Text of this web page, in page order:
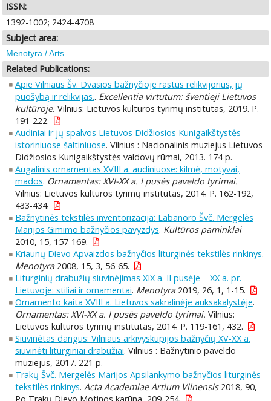
ISSN:
1392-1002; 2424-4708
Subject area:
Menotyra / Arts
Related Publications:
Apie Vilniaus Šv. Dvasios bažnyčioje rastus relikvijorius, jų
puošybą ir relikvijas.. Excellentia virtutum: šventieji Lietuvos
kultūroje. Vilnius: Lietuvos kultūros tyrimų institutas, 2019. P.
191-222.
Audiniai ir jų spalvos Lietuvos Didžiosios Kunigaikštystės
istoriniuose šaltiniuose. Vilnius : Nacionalinis muziejus Lietuvos
Didžiosios Kunigaikštystės valdovų rūmai, 2013. 174 p.
Augalinis ornamentas XVIII a. audiniuose: kilmė, motyvai,
mados. Ornamentas: XVI-XX a. I pusės paveldo tyrimai.
Vilnius: Lietuvos kultūros tyrimų institutas, 2014. P. 162-192,
433-434.
Bažnytinės tekstilės inventorizacija: Labanoro Švč. Mergelės
Marijos Gimimo bažnyčios pavyzdys. Kultūros paminklai
2010, 15, 157-169.
Kriaunų Dievo Apvaizdos bažnyčios liturginės tekstilės rinkinys.
Menotyra2008, 15, 3, 56-65.
Liturginių drabužių siuvinėjimas XIX a. II pusėje – XX a. pr.
Lietuvoje: stiliai ir ornamentai. Menotyra2019, 26, 1, 1-15.
Ornamento kaita XVIII a. Lietuvos sakralinėje auksakalystėje.
Ornamentas: XVI-XX a. I pusės paveldo tyrimai. Vilnius:
Lietuvos kultūros tyrimų institutas, 2014. P. 119-161, 432.
Siuvinėtas dangus: Vilniaus arkivyskupijos bažnyčių XV-XX a.
siuvinėti liturginiai drabužiai. Vilnius : Bažnytinio paveldo
muziejus, 2017. 221 p.
Trakų Švč. Mergelės Marijos Apsilankymo bažnyčios liturginės
tekstilės rinkinys. Acta Academiae Artium Vilnensis2018, 90,